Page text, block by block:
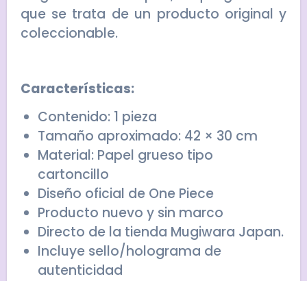
que se trata de un producto original y
coleccionable.
Características:
Contenido: 1 pieza
Tamaño aproximado: 42 × 30 cm
Material: Papel grueso tipo
cartoncillo
Diseño oficial de One Piece
Producto nuevo y sin marco
Directo de la tienda Mugiwara Japan.
Incluye sello/holograma de
autenticidad